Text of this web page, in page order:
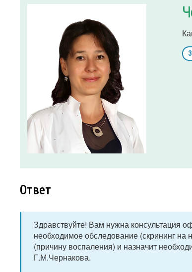
Ответ
Здравствуйте! Вам нужна консультация
необходимое обследование (скрининг на
(причину воспаления) и назначит
Г.М.Чернакова.